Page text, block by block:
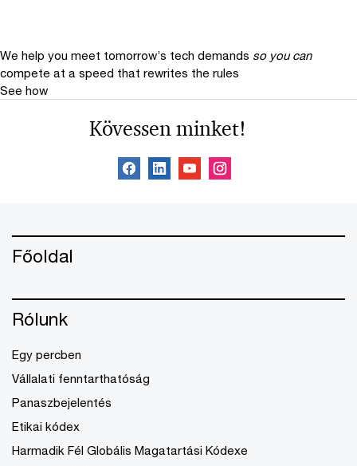
We help you meet tomorrow’s tech demands so you can
compete at a speed that rewrites the rules
See how
Kövessen minket!
Főoldal
Rólunk
Egy percben
Vállalati fenntarthatóság
Panaszbejelentés
Etikai kódex
Harmadik Fél Globális Magatartási Kódexe